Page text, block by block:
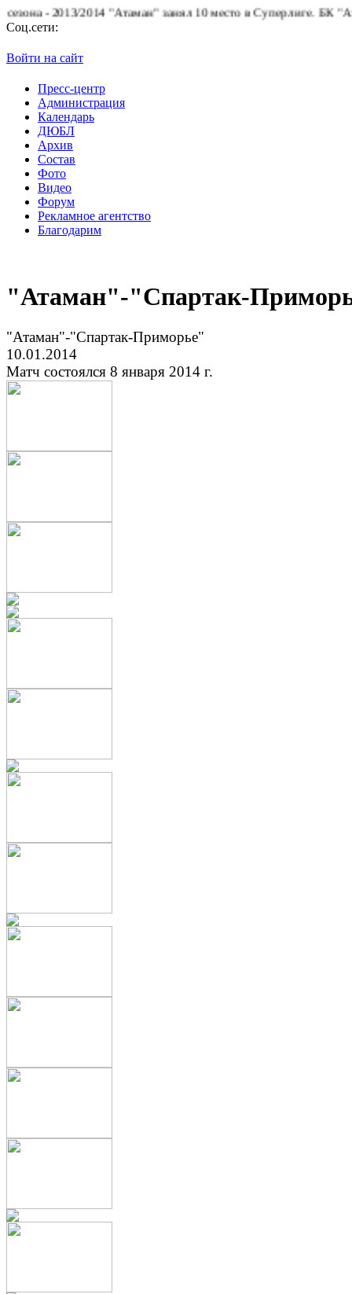
2014 "Атаман" занял 10 место в Суперлиге. БК "Атаман"
Соц.сети:
Войти на сайт
Пресс-центр
Администрация
Календарь
ДЮБЛ
Архив
Состав
Фото
Видео
Форум
Рекламное агентство
Благодарим
"Атаман"-"Спартак-
"Атаман"-"Спартак-Приморье"
10.01.2014
Матч состоялся 8 января 2014 г.